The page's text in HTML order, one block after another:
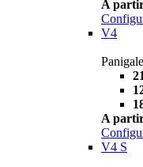
A
V4
A
V4 S